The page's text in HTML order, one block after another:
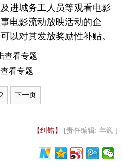
进城务工人员等观看电影
电影流动放映活动的企
以对其发放奖励性补贴。
看专题
2 下一页
【纠错】 [责任编辑: 年巍 ]